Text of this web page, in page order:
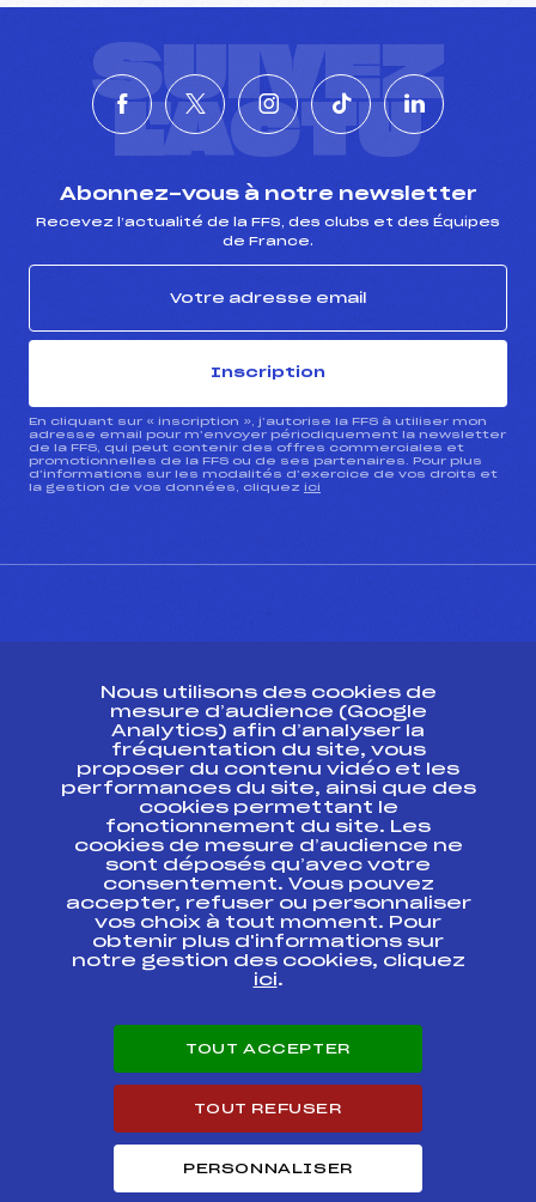
SUIVEZ
L'ACTU
Abonnez-vous à notre newsletter
Recevez l’actualité de la FFS, des clubs et des Équipes
de France.
Inscription
En cliquant sur « inscription », j’autorise la FFS à utiliser mon
adresse email pour m’envoyer périodiquement la newsletter
de la FFS, qui peut contenir des offres commerciales et
promotionnelles de la FFS ou de ses partenaires. Pour plus
d’informations sur les modalités d’exercice de vos droits et
la gestion de vos données, cliquez ici
Ressources
Pass’Neige
Projet sportif fédéral
Projet de performance fédéral
Antidopage
Pôle Développement, Formation, Suivi
Scientifique
Listes ministérielles
Pôle vie de l’athlète
Enseignement professionnel
Carrières
Nous utilisons des cookies de
mesure d’audience (Google
Analytics) afin d’analyser la
fréquentation du site, vous
proposer du contenu vidéo et les
performances du site, ainsi que des
cookies permettant le
fonctionnement du site. Les
cookies de mesure d’audience ne
sont déposés qu’avec votre
consentement. Vous pouvez
accepter, refuser ou personnaliser
vos choix à tout moment. Pour
obtenir plus d'informations sur
notre gestion des cookies, cliquez
ici.
TOUT ACCEPTER
TOUT REFUSER
PERSONNALISER